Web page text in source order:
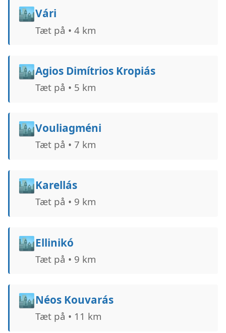
🏙️Vári
Tæt på • 4 km
🏙️Agios Dimítrios Kropiás
Tæt på • 5 km
🏙️Vouliagméni
Tæt på • 7 km
🏙️Karellás
Tæt på • 9 km
🏙️Ellinikó
Tæt på • 9 km
🏙️Néos Kouvarás
Tæt på • 11 km